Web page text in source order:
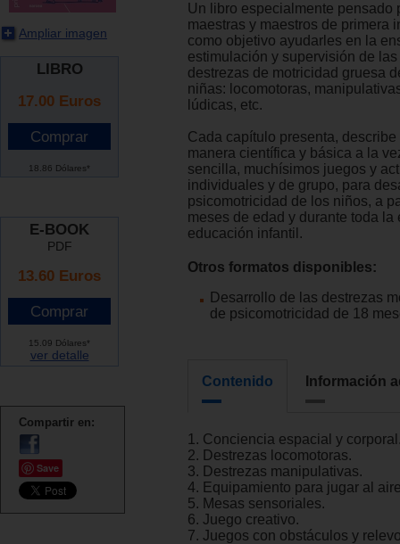
Ampliar imagen
LIBRO
17.00 Euros
18.86 Dólares*
E-BOOK
PDF
13.60 Euros
15.09 Dólares*
ver detalle
Compartir en:
Save
Un libro especialmente pensado
maestras y maestros de primera
como objetivo ayudarles en la
estimulación y supervisión de
destrezas de motricidad gruesa
niñas: locomotoras,
lúdicas, etc.
Cada capítulo presenta, describe
manera científica y básica a la
sencilla, muchísimos juegos y
individuales y de grupo, para
psicomotricidad de los niños, a
meses de edad y durante toda la
educación infantil.
Otros formatos disponibles:
Desarrollo de las destrezas
de psicomotricidad de 18
Contenido Información
1. Conciencia espacial y
2. Destrezas locomotoras.
3. Destrezas manipulativas.
4. Equipamiento para jugar al
5. Mesas sensoriales.
6. Juego creativo.
7. Juegos con obstáculos y